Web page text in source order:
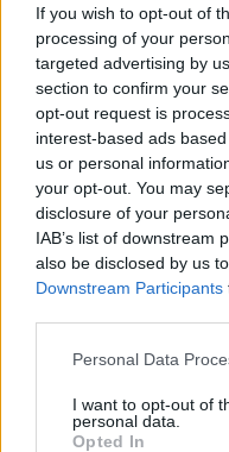
If you wish to opt-out of
processing of your
targeted advertising by
section to confirm your
opt-out request is
interest-based ads
us or personal
your opt-out. You may
disclosure of your
IAB’s list of downstream
also be disclosed by us
Downstream Participants
Personal Data
I want to opt-out of
personal data.
Opted In
κύκλου εργασιών
20.000 ευρώ.